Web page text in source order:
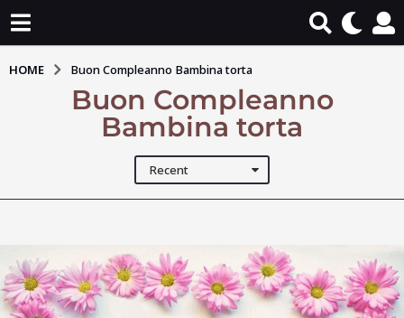
HOME Buon Compleanno Bambina torta
Buon Compleanno
Bambina torta
Recent